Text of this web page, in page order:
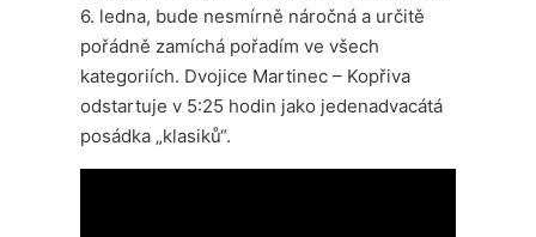
6. ledna, bude nesmírně náročná a určitě
pořádně zamíchá pořadím ve všech
kategoriích. Dvojice Martinec – Kopřiva
odstartuje v 5:25 hodin jako jedenadvacátá
posádka „klasiků“.